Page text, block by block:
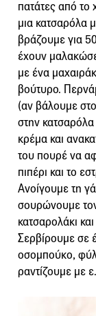
πατάτες από το
μια κατσαρόλα
βράζουμε για
έχουν
με ένα
βούτυρο.
(αν βάλουμε
στην
κρέμα και
του πουρέ να
πιπέρι και το
Ανοίγουμε τη
σουρώνουμε
κατσαρολάκι
Σερβίρουμε σε
οσομπούκο,
ραντίζουμε με